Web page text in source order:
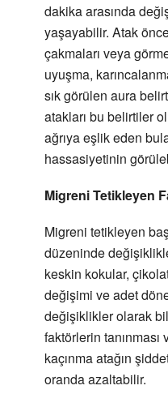
dakika arasında
yaşayabilir. Atak
çakmaları veya
uyuşma,
sık görülen aura
atakları bu belirtiler
ağrıya eşlik eden
hassasiyetinin
Migreni Tetikleyen
Migreni tetikleyen
düzeninde
keskin kokular,
değişimi ve adet
değişiklikler olarak
faktörlerin
kaçınma atağın
oranda azaltabilir.